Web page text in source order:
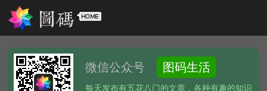
微信公众号 图码生活
每天发布有五花八门的文章，各种有趣的知识